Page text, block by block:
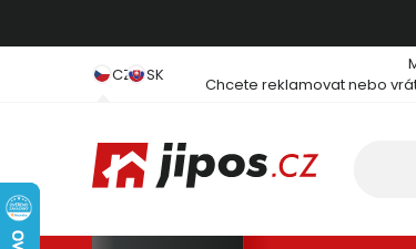
CZ SK
Chcete reklamovat nebo